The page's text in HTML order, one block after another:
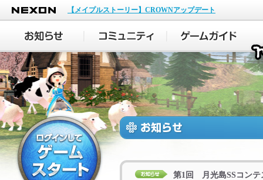
NEXON
【メイプルストーリー】CROWNアップデート
第1回 月光島SSコンテ